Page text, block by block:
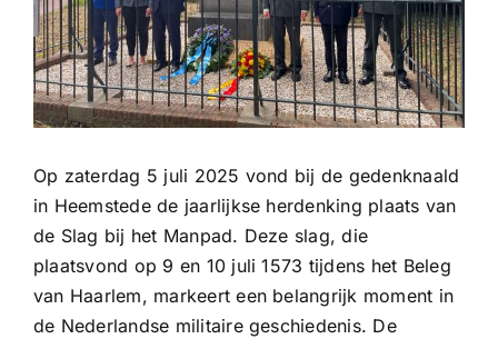
Op zaterdag 5 juli 2025 vond bij de gedenknaald
in Heemstede de jaarlijkse herdenking plaats van
de Slag bij het Manpad. Deze slag, die
plaatsvond op 9 en 10 juli 1573 tijdens het Beleg
van Haarlem, markeert een belangrijk moment in
de Nederlandse militaire geschiedenis. De